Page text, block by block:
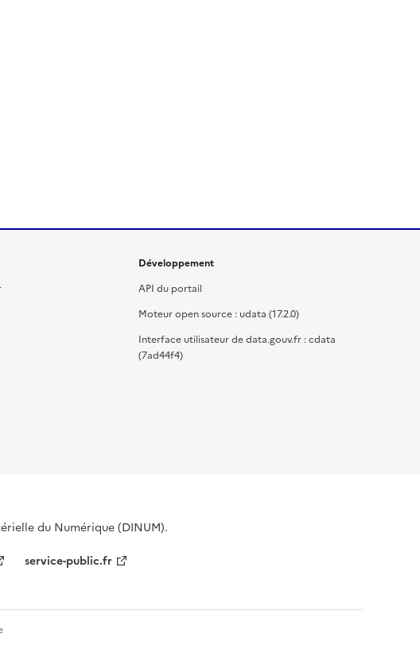
Développement
API du portail
Moteur open source : udata (17.2.0)
Interface utilisateur de data.gouv.fr : cdata
(7ad44f4)
du Numérique (DINUM).
service-public.fr